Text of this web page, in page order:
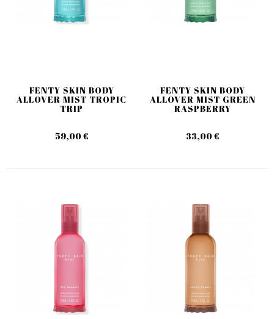
FENTY SKIN BODY
ALLOVER MIST TROPIC
TRIP
59,00 €
FENTY SKIN BODY
ALLOVER MIST GREEN
RASPBERRY
33,00 €